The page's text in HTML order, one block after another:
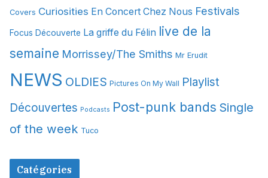
e
Covers Curiosities En Concert Chez Nous Festivals
Focus Découverte La griffe du Félin live de la
semaine Morrissey/The Smiths Mr Erudit
NEWS OLDIES Pictures On My Wall Playlist
Découvertes Podcasts Post-punk bands Single
of the week Tuco
Catégories